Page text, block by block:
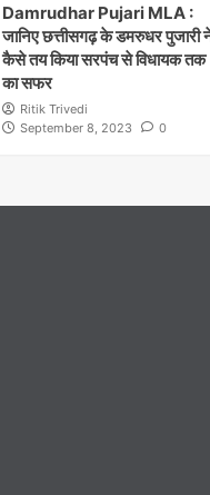
Damrudhar Pujari MLA :
जानिए छत्तीसगढ़ के डमरुधर पुजारी
कैसे तय किया सरपंच से विधायक तक
का सफर
Ritik Trivedi
September 8, 2023
0